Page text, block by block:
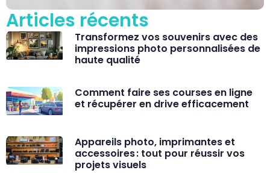
Articles récents
Transformez vos souvenirs avec des
impressions photo personnalisées de
haute qualité
Comment faire ses courses en ligne
et récupérer en drive efficacement
Appareils photo, imprimantes et
accessoires : tout pour réussir vos
projets visuels